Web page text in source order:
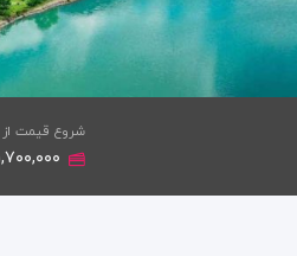
شروع قیمت از
۳۵,۷۰۰,۰۰۰